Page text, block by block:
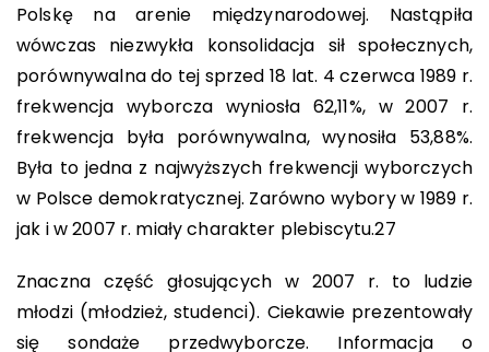
Polskę na arenie międzynarodowej. Nastąpiła
wówczas niezwykła konsolidacja sił społecznych,
porównywalna do tej sprzed 18 lat. 4 czerwca 1989 r.
frekwencja wyborcza wyniosła 62,11%, w 2007 r.
frekwencja była porównywalna, wynosiła 53,88%.
Była to jedna z najwyższych frekwencji wyborczych
w Polsce demokratycznej. Zarówno wybory w 1989 r.
jak i w 2007 r. miały charakter plebiscytu.27
Znaczna część głosujących w 2007 r. to ludzie
młodzi (młodzież, studenci). Ciekawie prezentowały
się sondaże przedwyborcze. Informacja o